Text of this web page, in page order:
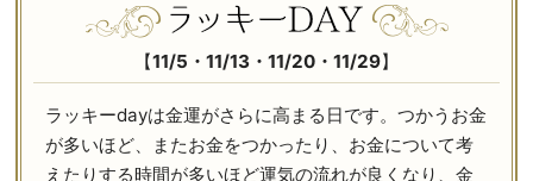
【11/5・11/13・11/20・11/29】
ラッキーdayは金運がさらに高まる日です。つかうお金
が多いほど、またお金をつかったり、お金について考
えたりする時間が多いほど運気の流れが良くなり、金